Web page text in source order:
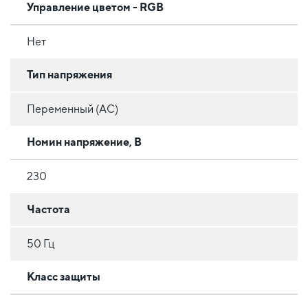
Управление цветом - RGB
Нет
Тип напряжения
Переменный (AC)
Номин напряжение, В
230
Частота
50 Гц
Класс защиты